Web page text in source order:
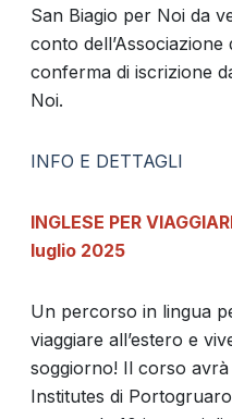
San Biagio per Noi da
conto
conferma di iscrizione
Noi.
INFO E DETTAGLI
INGLESE PER
luglio 2025
Un percorso in lingua
viaggiare all’estero e
soggiorno! Il corso
Institutes di